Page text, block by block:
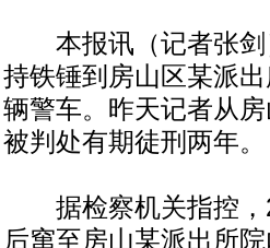
本报讯（记者张剑
持铁锤到房山区某派
辆警车。昨天记者从
被判处有期徒刑两年。
据检察机关指控，
后窜至房山某派出所